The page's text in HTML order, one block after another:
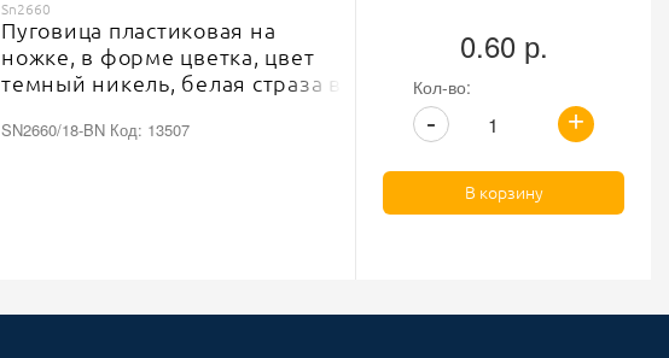
Sn2660
Пуговица пластиковая на
ножке, в форме цветка, цвет
темный никель, белая страза в
SN2660/18-BN Код: 13507
0.60 р.
Кол-во:
+
-
В корзину